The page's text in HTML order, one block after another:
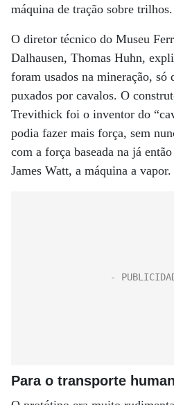
máquina de tração sobre trilhos.
O diretor técnico do Museu
Dalhausen, Thomas Huhn,
foram usados na mineração, só
puxados por cavalos. O
Trevithick foi o inventor do
podia fazer mais força, sem
com a força baseada na já
James Watt, a máquina a vapor.
Para o transporte